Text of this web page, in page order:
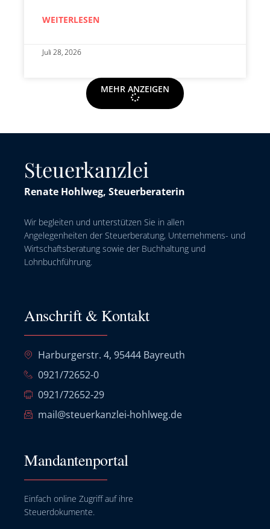
WEITERLESEN
Juli 28, 2026
MEHR ANZEIGEN
Steuerkanzlei
Renate Hohlweg, Steuerberaterin
Wir begleiten und unterstützen Sie in allen
Angelegenheiten der Steuerberatung, Unternehmens- und
Wirtschaftsberatung sowie der Buchhaltung und
Lohnbuchführung.
Anschrift & Kontakt
Harburgerstr. 4, 95444 Bayreuth
0921/72652-0
0921/72652-29
mail@steuerkanzlei-hohlweg.de
Mandantenportal
Einfach online Zugriff auf ihre
Steuerdokumente.